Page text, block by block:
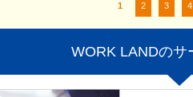
1 2 3 4
WORK LANDのサ